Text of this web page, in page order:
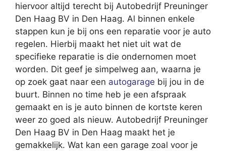
hiervoor altijd terecht bij Autobedrijf Preuninger
Den Haag BV in Den Haag. Al binnen enkele
stappen kun je bij ons een reparatie voor je auto
regelen. Hierbij maakt het niet uit wat de
specifieke reparatie is die ondernomen moet
worden. Dit geef je simpelweg aan, waarna je
op zoek gaat naar een autogarage bij jou in de
buurt. Binnen no time heb je een afspraak
gemaakt en is je auto binnen de kortste keren
weer zo goed als nieuw. Autobedrijf Preuninger
Den Haag BV in Den Haag maakt het je
gemakkelijk. Wat kan een garage zoal voor je